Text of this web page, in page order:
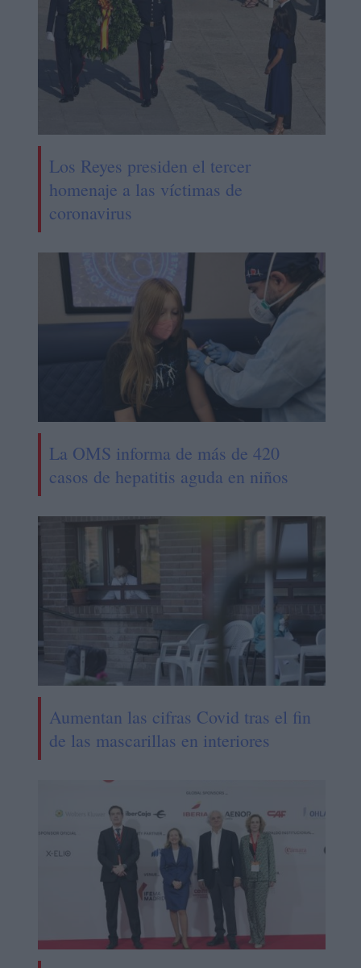
Los Reyes presiden el tercer
homenaje a las víctimas de
coronavirus
La OMS informa de más de 420
casos de hepatitis aguda en niños
Aumentan las cifras Covid tras el fin
de las mascarillas en interiores